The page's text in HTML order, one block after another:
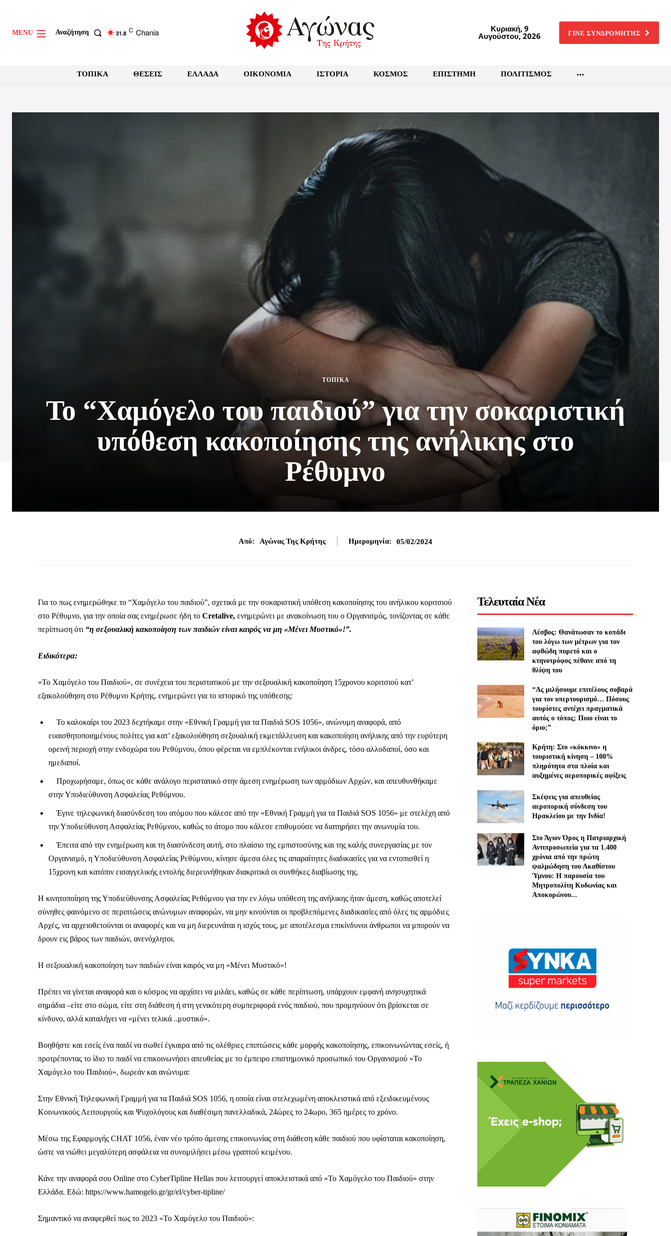
Καθημερινή Μαχητική
Στείλτε το άρθρο σας | Κάντε μια δωρεά
Το ξέρουμε…
Το να βλέπετε αυτά τα μηνύματα μπορεί να είναι κουραστικό. Και να είστε σίγουροί ότι ούτε κι εμείς
βρίσκουμε κάποια ευχαρίστηση από το να τα γράφουμε... Όμως αυτό το μήνυμα δεν αφορά εμάς. Αφορά κάτι
πολύ πιο σημαντικό: την επιβίωση της ανεξάρτητης, μαχητικής δημοσιογραφίας στην Kρήτη.
MENU Αναζήτηση 31.8 C Chania Κυριακή, 9
Αυγούστου, 2026 ΓΙΝΕ ΣΥΝΔΡΟΜΗΤΗΣ
ΤΟΠΙΚΑ ΘΕΣΕΙΣ ΕΛΛΑΔΑ OIKONOMIA ΙΣΤΟΡΙΑ ΚΟΣΜΟΣ ΕΠΙΣΤΗΜΗ ΠΟΛΙΤΙΣΜΟΣ
ΤΟΠΙΚΑ
Το “Χαμόγελο του παιδιού” για την σοκαριστική
υπόθεση κακοποίησης της ανήλικης στο
Ρέθυμνο
Από: Αγώνας Της Κρήτης Ημερομηνία: 05/02/2024
Για το πως ενημερώθηκε το “Χαμόγελο του παιδιού”, σχετικά με την σοκαριστική υπόθεση κακοποίησης του ανήλικου κοριτσιού
στο Ρέθυμνο, για την οποία σας ενημέρωσε ήδη το Cretalive, ενημερώνει με ανακοίνωση του ο Οργανισμός, τονίζοντας σε κάθε
περίπτωση ότι “η σεξουαλική κακοποίηση των παιδιών είναι καιρός να μη «Μένει Μυστικό»!”.
Ειδικότερα:
«Το Χαμόγελο του Παιδιού», σε συνέχεια του περιστατικού με την σεξουαλική κακοποίηση 15χρονου κοριτσιού κατ’
εξακολούθηση στο Ρέθυμνο Κρήτης, ενημερώνει για το ιστορικό της υπόθεσης:
Το καλοκαίρι του 2023 δεχτήκαμε στην «Εθνική Γραμμή για τα Παιδιά SOS 1056», ανώνυμη αναφορά, από
ευαισθητοποιημένους πολίτες για κατ’ εξακολούθηση σεξουαλική εκμετάλλευση και κακοποίηση ανήλικης από την ευρύτερη
ορεινή περιοχή στην ενδοχώρα του Ρεθύμνου, όπου φέρεται να εμπλέκονται ενήλικοι άνδρες, τόσο αλλοδαποί, όσο και
ημεδαποί.
Προχωρήσαμε, όπως σε κάθε ανάλογο περιστατικό στην άμεση ενημέρωση των αρμόδιων Αρχών, και απευθυνθήκαμε
στην Υποδιεύθυνση Ασφαλείας Ρεθύμνου.
Έγινε τηλεφωνική διασύνδεση του ατόμου που κάλεσε από την «Εθνική Γραμμή για τα Παιδιά SOS 1056» με στελέχη από
την Υποδιεύθυνση Ασφαλείας Ρεθύμνου, καθώς το άτομο που κάλεσε επιθυμούσε να διατηρήσει την ανωνυμία του.
Έπειτα από την ενημέρωση και τη διασύνδεση αυτή, στο πλαίσιο της εμπιστοσύνης και της καλής συνεργασίας με τον
Οργανισμό, η Υποδιεύθυνση Ασφαλείας Ρεθύμνου, κίνησε άμεσα όλες τις απαραίτητες διαδικασίες για να εντοπισθεί η
15χρονη και κατόπιν εισαγγελικής εντολής διερευνήθηκαν διακριτικά οι συνθήκες διαβίωσης της.
Η κινητοποίηση της Υποδιεύθυνσης Ασφαλείας Ρεθύμνου για την εν λόγω υπόθεση της ανήλικης ήταν άμεση, καθώς αποτελεί
σύνηθες φαινόμενο σε περιπτώσεις ανώνυμων αναφορών, να μην κινούνται οι προβλεπόμενες διαδικασίες από όλες τις αρμόδιες
Αρχές, να αρχειοθετούνται οι αναφορές και να μη διερευνάται η ισχύς τους, με αποτέλεσμα επικίνδυνοι άνθρωποι να μπορούν να
δρουν εις βάρος των παιδιών, ανενόχλητοι.
Η σεξουαλική κακοποίηση των παιδιών είναι καιρός να μη «Μένει Μυστικό»!
Πρέπει να γίνεται αναφορά και ο κόσμος να αρχίσει να μιλάει, καθώς σε κάθε περίπτωση, υπάρχουν εμφανή ανησυχητικά
σημάδια –είτε στο σώμα, είτε στη διάθεση ή στη γενικότερη συμπεριφορά ενός παιδιού, που προμηνύουν ότι βρίσκεται σε
κίνδυνο, αλλά καταλήγει να «μένει τελικά ..μυστικό».
Βοηθήστε και εσείς ένα παιδί να σωθεί έγκαιρα από τις ολέθριες επιπτώσεις κάθε μορφής κακοποίησης, επικοινωνώντας εσείς, ή
προτρέποντας το ίδιο το παιδί να επικοινωνήσει απευθείας με το έμπειρο επιστημονικό προσωπικό του Οργανισμού «Το
Χαμόγελο του Παιδιού», δωρεάν και ανώνυμα:
Στην Εθνική Τηλεφωνική Γραμμή για τα Παιδιά SOS 1056, η οποία είναι στελεχωμένη αποκλειστικά από εξειδικευμένους
Κοινωνικούς Λειτουργούς και Ψυχολόγους και διαθέσιμη πανελλαδικά, 24ώρες το 24ωρο, 365 ημέρες το χρόνο.
Μέσω της Εφαρμογής CHAT 1056, έναν νέο τρόπο άμεσης επικοινωνίας στη διάθεση κάθε παιδιού που υφίσταται κακοποίηση,
ώστε να νιώθει μεγαλύτερη ασφάλεια να συνομιλήσει μέσω γραπτού κειμένου.
Κάνε την αναφορά σου Online στο CyberTipline Hellas που λειτουργεί αποκλειστικά από «Το Χαμόγελο του Παιδιού» στην
Ελλάδα. Εδώ: https://www.hamogelo.gr/gr/el/cyber-tipline/
Σημαντικό να αναφερθεί πως το 2023 «Το Χαμόγελο του Παιδιού»:
Τελευταία Νέα
Λέσβος: Θανάτωσαν το κοπάδι
του λόγω των μέτρων για τον
αφθώδη πυρετό και ο
κτηνοτρόφος πέθανε από τη
θλίψη του
“Ας μιλήσουμε επιτέλους σοβαρά
για τον υπερτουρισμό… Πόσους
τουρίστες αντέχει πραγματικά
αυτός ο τόπος; Ποιο είναι το
όριο;”
Κρήτη: Στο «κόκκινο» η
τουριστική κίνηση – 100%
πληρότητα στα πλοία και
αυξημένες αεροπορικές αφίξεις
Σκέψεις για απευθείας
αεροπορική σύνδεση του
Ηρακλείου με την Ινδία!
Στο Άγιον Όρος η Πατριαρχική
Αντιπροσωπεία για τα 1.400
χρόνια από την πρώτη
ψαλμώδηση του Ακαθίστου
Ύμνου: Η παρουσία του
Μητροπολίτη Κυδωνίας και
Αποκορώνου...